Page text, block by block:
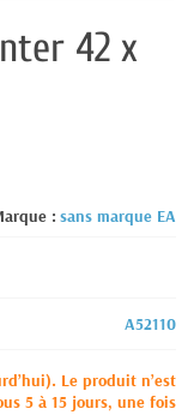
42 x
: sans marque EA
A52110
Le produit n’est
5 à 15 jours, une fois